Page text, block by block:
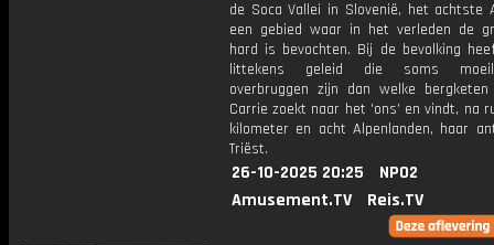
de Soca Vallei in Slovenië, het achtste
een gebied waar in het verleden de
hard is bevochten. Bij de bevolking
littekens geleid die soms
overbruggen zijn dan welke
Carrie zoekt naar het 'ons' en vindt, na
kilometer en acht Alpenlanden, haar
Triëst.
26-10-2025 20:25
NPO2
Amusement.TV
Reis.TV